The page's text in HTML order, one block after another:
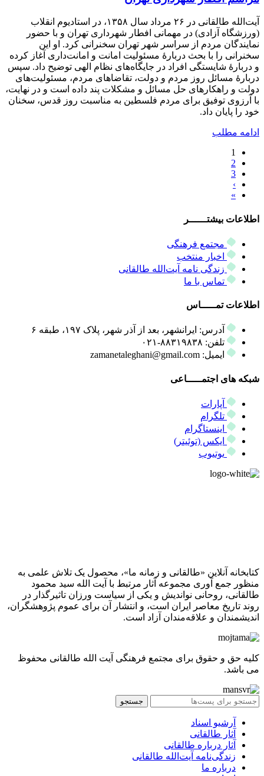
آیت‌الله طالقانی در ۲۶ مرداد سال ۱۳۵۸، در استادیوم انقلاب
(ورزشگاه آزادی) در مهمانی افطار شهرداری تهران و با حضور
نمایندگان مردم از سراسر شهر تهران سخنرانی کرد. او این
سخنرانی را با بحث دربارۀ مسئولیت امانت و امانت‌داری آغاز کرده
و دربارۀ شایستگی افراد در جایگاه‌های نظام الهی توضیح داد. سپس
دربارۀ مسائل روز مردم و دولت، تقاضاهای مردم، مسئولیت‌های
دولت و راهکارهای حل مسائل و مشکلات پند داده است و در نهایت،
با آرزوی توفیق برای مردم فلسطین به مناسبت روز قدس، سخنان
خود را پایان داد.
ادامه مطلب
1
2
3
›
»
اطلاعات بیشتــــــر
مجتمع فرهنگی
اخبار منتخب
زندگی نامه آیت‌الله طالقانی
تماس با ما
اطلاعات تمـــــاس
آدرس: ایرانشهر، بعد از آذر شهر، پلاک ۱۹۷، طبقه ۶
تلفن: ۸۸۳۱۹۸۳۸-۰۲۱
ایمیل: zamanetaleghani@gmail.com
شبکه های اجتمـــــاعی
آپارات
تلگرام
اینستاگرام
ایکس (توئیتر)
یوتیوب
کتابخانه آنلاین «طالقانی و زمانه ما»، محصول یک تلاش علمی به
منظور جمع آوری مجموعه آثار مرتبط با آیت الله سید محمود
طالقانی، روحانی نواندیش و یکی از سیاست ورزان تاثیرگذار در
روند تاریخ معاصر ایران است، و انتشار آن برای عموم پژوهشگران،
اندیشمندان و علاقه‌مندان آزاد است.
کلیه حق و حقوق برای مجتمع فرهنگی آیت الله طالقانی محفوظ
می باشد.
جستجو
آرشیو اسناد
آثار طالقانی
آثار درباره طالقانی
زندگی‌نامه آیت‌الله طالقانی
درباره ما